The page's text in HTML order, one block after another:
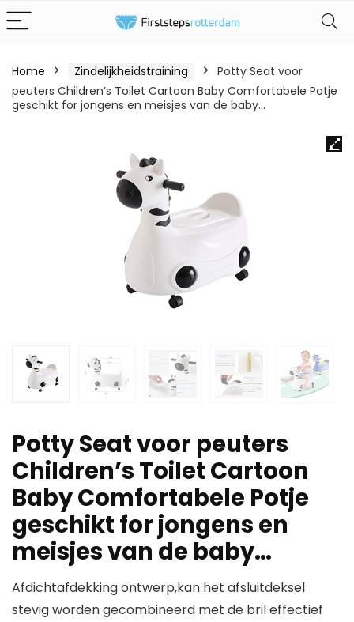
Home Zindelijkheidstraining
Potty Seat voor
peuters Children’s Toilet Cartoon Baby Comfortabele Potje
geschikt for jongens en meisjes van de baby…
Potty Seat voor peuters
Children’s Toilet Cartoon
Baby Comfortabele Potje
geschikt for jongens en
meisjes van de baby…
Afdichtafdekking ontwerp,kan het afsluitdeksel
stevig worden gecombineerd met de bril effectief